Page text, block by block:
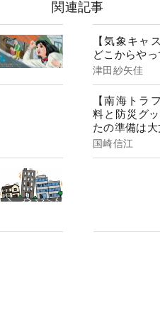
関連記事
【気象キャ
どこからや
津田紗矢佳
【南海トラ
料と防災グ
たの準備は大
国崎信江